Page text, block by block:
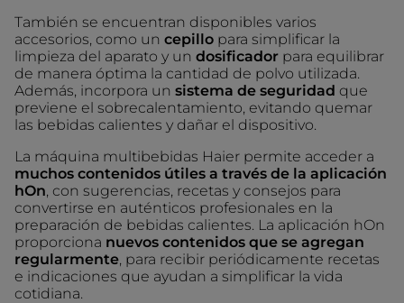
También se encuentran disponibles varios
accesorios, como un cepillo para simplificar la
limpieza del aparato y un dosificador para equilibrar
de manera óptima la cantidad de polvo utilizada.
Además, incorpora un sistema de seguridad que
previene el sobrecalentamiento, evitando quemar
las bebidas calientes y dañar el dispositivo.
La máquina multibebidas Haier permite acceder a
muchos contenidos útiles a través de la aplicación
hOn , con sugerencias, recetas y consejos para
convertirse en auténticos profesionales en la
preparación de bebidas calientes. La aplicación hOn
proporciona nuevos contenidos que se agregan
regularmente , para recibir periódicamente recetas
e indicaciones que ayudan a simplificar la vida
cotidiana.